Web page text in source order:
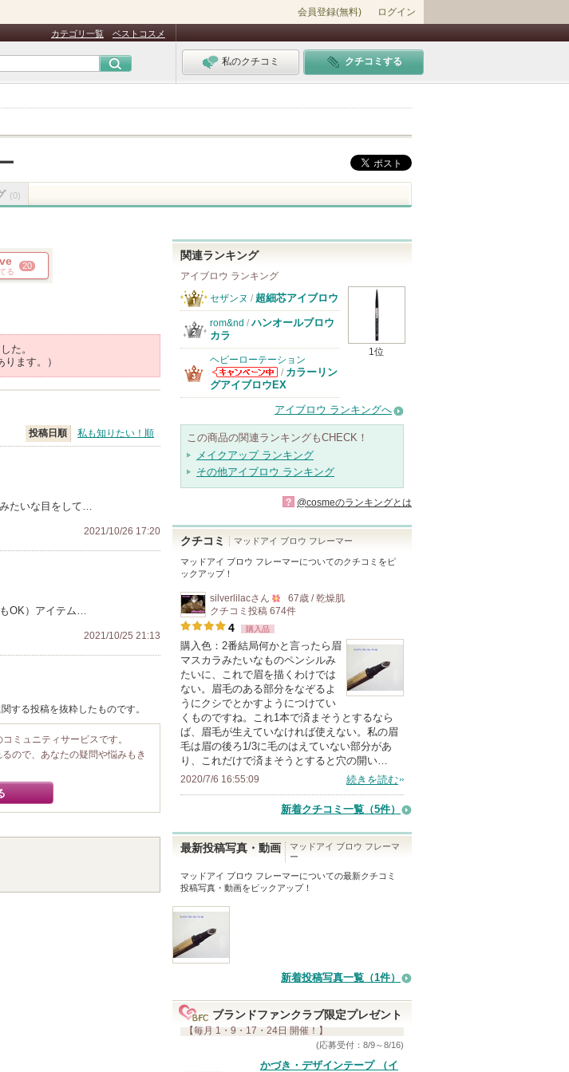
会員登録(無料) ログイン
カテゴリ一覧 ベストコスメ
私のクチコミ クチコミする
(0)
る
20
た。
ます。）
投稿日順 私も知りたい！順
たいな目をして…
2021/10/26 17:20
OK）アイテム…
2021/10/25 21:13
する投稿を抜粋したものです。
ミュニティサービスです。
ので、あなたの疑問や悩みもき
関連ランキング
アイブロウ ランキング
1位
セザンヌ / 超細芯アイブロウ
rom&nd / ハンオールブロウ
カラ
ヘビーローテーション
ヘビーローテー
ションからのお
知らせがありま
/ カラーリン
グアイブロウEX
アイブロウ ランキングへ
この商品の関連ランキングもCHECK！
メイクアップ ランキング
その他アイブロウ ランキング
? @cosmeのランキングとは
クチコミ マッドアイ ブロウ フレーマー
マッドアイ ブロウ フレーマーについてのクチコミをピ
ックアップ！
silverlilacさん
500
以
上
の
メ
ン
バ
ー
に
り
て
ま
す
67歳 / 乾燥肌
クチコミ投稿 674件
4 購入品
購入色：2番結局何かと言ったら眉
マスカラみたいなものペンシルみ
たいに、これで眉を描くわけでは
ない。眉毛のある部分をなぞるよ
うにクシでとかすようにつけてい
くものですね。これ1本で済まそうとするなら
ば、眉毛が生えていなければ使えない。私の眉
毛は眉の後ろ1/3に毛のはえていない部分があ
り、これだけで済まそうとすると穴の開い…
2020/7/6 16:55:09 続きを読む
新着クチコミ一覧 （5件）
最新投稿写真・動画
マッドアイ ブロウ フレーマ
ー
マッドアイ ブロウ フレーマーについての最新クチコミ
投稿写真・動画をピックアップ！
新着投稿写真一覧（1件）
ブランドファンクラブ限定プレゼント
【毎月 1・9・17・24日 開催！】
(応募受付：8/9～8/16)
かづき・デザインテープ （イ